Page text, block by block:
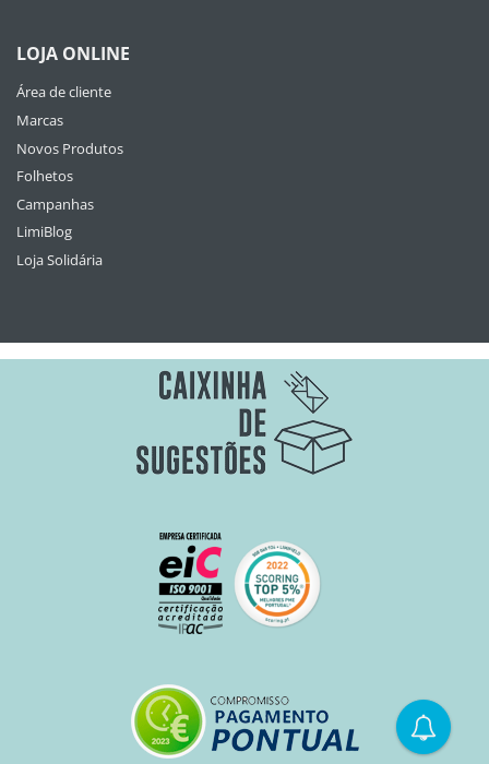
LOJA ONLINE
Área de cliente
Marcas
Novos Produtos
Folhetos
Campanhas
LimiBlog
Loja Solidária